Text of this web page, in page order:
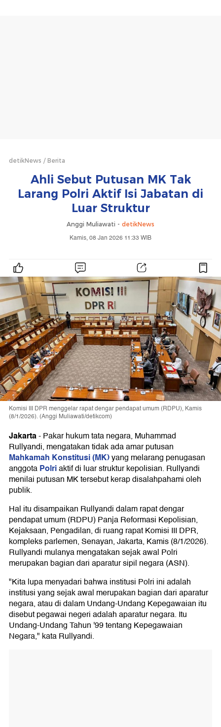
detikNews Berita
Ahli Sebut Putusan MK Tak
Larang Polri Aktif Isi Jabatan di
Luar Struktur
Anggi Muliawati - detikNews
Kamis, 08 Jan 2026 11:33 WIB
Komisi III DPR menggelar rapat dengar pendapat umum (RDPU), Kamis
(8/1/2026). (Anggi Muliawati/detikcom)
Jakarta-Pakar hukum tata negara, Muhammad
Rullyandi, mengatakan tidak ada amar putusan
Mahkamah Konstitusi (MK)yang melarang penugasan
anggotaPolriaktif di luar struktur kepolisian. Rullyandi
menilai putusan MK tersebut kerap disalahpahami oleh
publik.
Hal itu disampaikan Rullyandi dalam rapat dengar
pendapat umum (RDPU) Panja Reformasi Kepolisian,
Kejaksaan, Pengadilan, di ruang rapat Komisi III DPR,
kompleks parlemen, Senayan, Jakarta, Kamis (8/1/2026).
Rullyandi mulanya mengatakan sejak awal Polri
merupakan bagian dari aparatur sipil negara (ASN).
"Kita lupa menyadari bahwa institusi Polri ini adalah
institusi yang sejak awal merupakan bagian dari aparatur
negara, atau di dalam Undang-Undang Kepegawaian itu
disebut pegawai negeri adalah aparatur negara. Itu
Undang-Undang Tahun '99 tentang Kepegawaian
Negara," kata Rullyandi.